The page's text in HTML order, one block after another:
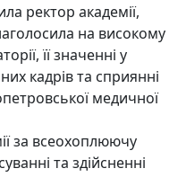
ректор академії,
на високому
її значенні у
кадрів та сприянні
медичної
за всеохоплюючу
та здійсненні